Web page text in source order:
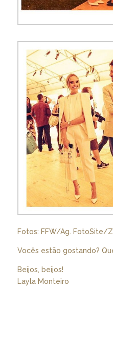
Fotos: FFW/Ag. FotoSite/
Vocês estão gostando?
Beijos, beijos!
Layla Monteiro